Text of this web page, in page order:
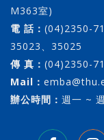
M363室)
電 話： (04)2350-
35023、35025
傳 真： (04)2350-
Mail：
辦公時間： 週一 ~